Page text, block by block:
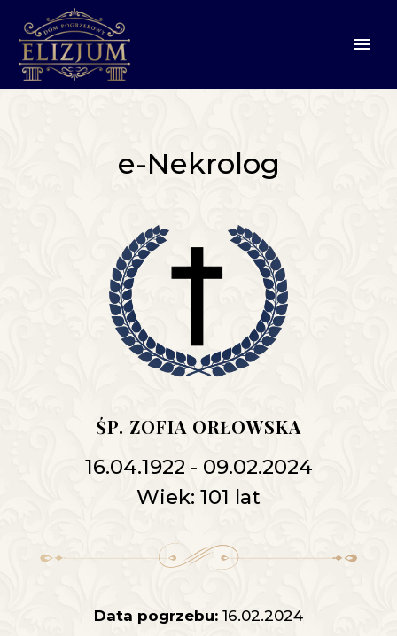
e-Nekrolog
ŚP. ZOFIA ORŁOWSKA
16.04.1922 - 09.02.2024
Wiek: 101 lat
Data pogrzebu: 16.02.2024